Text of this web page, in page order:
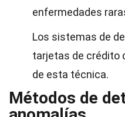
enfermedades
Los sistemas de
tarjetas de crédito
de esta técnica.
Métodos de